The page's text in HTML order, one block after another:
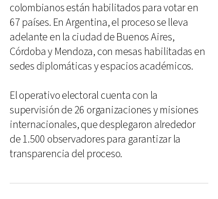
colombianos están habilitados para votar en
67 países. En Argentina, el proceso se lleva
adelante en la ciudad de Buenos Aires,
Córdoba y Mendoza, con mesas habilitadas en
sedes diplomáticas y espacios académicos.
El operativo electoral cuenta con la
supervisión de 26 organizaciones y misiones
internacionales, que desplegaron alrededor
de 1.500 observadores para garantizar la
transparencia del proceso.